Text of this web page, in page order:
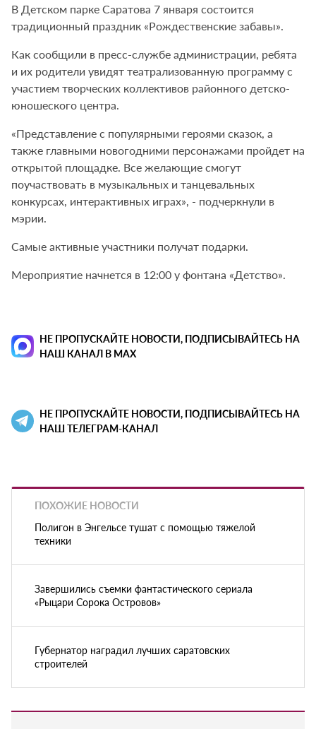
В Детском парке Саратова 7 января состоится
традиционный праздник «Рождественские забавы».
Как сообщили в пресс-службе администрации, ребята
и их родители увидят театрализованную программу с
участием творческих коллективов районного детско-
юношеского центра.
«Представление с популярными героями сказок, а
также главными новогодними персонажами пройдет на
открытой площадке. Все желающие смогут
поучаствовать в музыкальных и танцевальных
конкурсах, интерактивных играх», - подчеркнули в
мэрии.
Самые активные участники получат подарки.
Мероприятие начнется в 12:00 у фонтана «Детство».
НЕ ПРОПУСКАЙТЕ НОВОСТИ, ПОДПИСЫВАЙТЕСЬ НА
НАШ КАНАЛ В MAX
НЕ ПРОПУСКАЙТЕ НОВОСТИ, ПОДПИСЫВАЙТЕСЬ НА
НАШ ТЕЛЕГРАМ-КАНАЛ
ПОХОЖИЕ НОВОСТИ
Полигон в Энгельсе тушат с помощью тяжелой
техники
Завершились съемки фантастического сериала
«Рыцари Сорока Островов»
Губернатор наградил лучших саратовских
строителей